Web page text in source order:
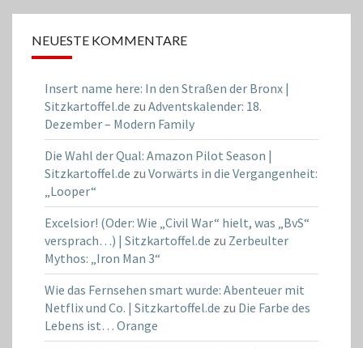
NEUESTE KOMMENTARE
Insert name here: In den Straßen der Bronx |
Sitzkartoffel.de zu Adventskalender: 18.
Dezember – Modern Family
Die Wahl der Qual: Amazon Pilot Season |
Sitzkartoffel.de zu Vorwärts in die Vergangenheit:
„Looper“
Excelsior! (Oder: Wie „Civil War“ hielt, was „BvS“
versprach…) | Sitzkartoffel.de zu Zerbeulter
Mythos: „Iron Man 3“
Wie das Fernsehen smart wurde: Abenteuer mit
Netflix und Co. | Sitzkartoffel.de zu Die Farbe des
Lebens ist… Orange